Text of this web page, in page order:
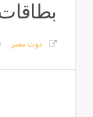
دوت مصر